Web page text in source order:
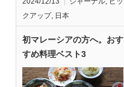
クアップ, 日本
初マレーシアの方へ。おす
すめ料理ベスト3